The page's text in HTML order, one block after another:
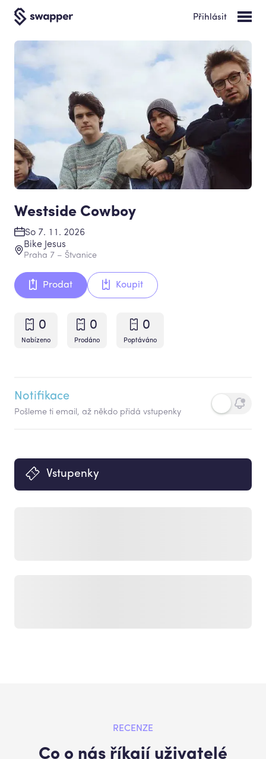
Přihlásit
Westside Cowboy
So 7. 11. 2026
Bike Jesus
Praha 7 – Štvanice
Prodat Koupit
0
Nabízeno
0
Prodáno
0
Poptáváno
Notifikace
Pošleme ti email, až někdo přidá vstupenky
Vstupenky
RECENZE
Co o nás říkají uživatelé